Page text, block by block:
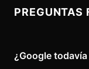
PREGUNTAS
¿Google